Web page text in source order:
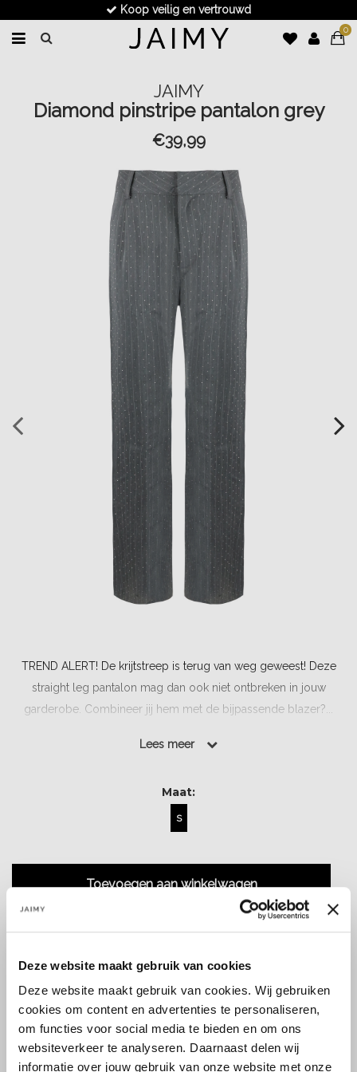
Deze website maakt gebruik van cookies
Deze website maakt gebruik van cookies. Wij gebruiken
cookies om content en advertenties te personaliseren,
om functies voor social media te bieden en om ons
websiteverkeer te analyseren. Daarnaast delen wij
informatie over jouw gebruik van onze website met onze
Koop veilig en vertrouwd
0
JAIMY
Diamond pinstripe pantalon grey
€39,99
TREND ALERT! De krijtstreep is terug van weg geweest! Deze
straight leg pantalon mag dan ook niet ontbreken in jouw
garderobe. Combineer jij hem met de bijpassende blazer?...
Lees meer
Maat:
S
Toevoegen aan winkelwagen
Size guide Verzenden & retourneren